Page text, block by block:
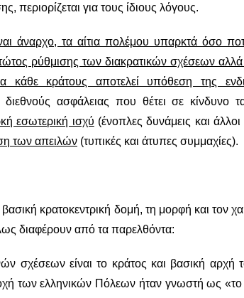
περιορίζεται για τους ίδιους λόγους.
άναρχο, τα αίτια πολέμου υπαρκτά όσο
ρύθμισης των διακρατικών σχέσεων
κάθε κράτους αποτελεί υπόθεση της
ασφάλειας που θέτει σε κίνδυνο
εσωτερική ισχύ (ένοπλες δυνάμεις και άλλοι
των απειλών (τυπικές και άτυπες συμμαχίες).
κρατοκεντρική δομή, τη μορφή και τον
διαφέρουν από τα παρελθόντα:
σχέσεων είναι το κράτος και βασική αρχή
των ελληνικών Πόλεων ήταν γνωστή ως «το